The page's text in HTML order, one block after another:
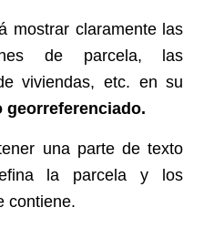
mostrar claramente las
de parcela, las
viviendas, etc. en su
georreferenciado.
una parte de texto
la parcela y los
contiene.